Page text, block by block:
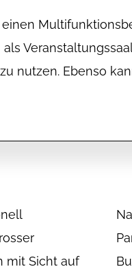
nutzen. Ebenso
mit Sicht auf
für